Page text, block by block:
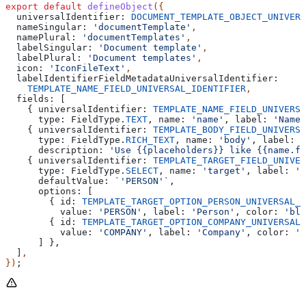
export default defineObject ({
  universalIdentifier:
  nameSingular:
'documentTemplate' ,
  namePlural:
'documentTemplates' ,
  labelSingular:
'Document template' ,
  labelPlural:
'Document templates' ,
  icon:
'IconFileText' ,
  labelIdentifierFieldMetadataUniversalIdentifier:
    TEMPLATE_NAME_FIELD_UNIVERSAL_IDENTIFIER
,
  fields:
[
    {
universalIdentifier:
      type:
FieldType . TEXT , name: 'name' , label:
'Name'
    {
universalIdentifier:
      type:
FieldType . RICH_TEXT , name: 'body' , label:
      description:
'Use {{placeholders}} like
    {
universalIdentifier:
      type:
FieldType . SELECT , name: 'target' , label:
      defaultValue:
`'PERSON'` ,
      options:
[
        {
id:
          value:
'PERSON' , label: 'Person' , color:
        {
id:
          value:
'COMPANY' , label: 'Company' , color:
      ] },
  ]
,
}) ;